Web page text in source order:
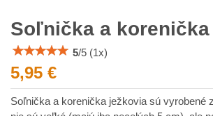
Soľnička a
5/5 (1 x)
5,95 €
Soľnička a korenička ježkovia sú vyrobené